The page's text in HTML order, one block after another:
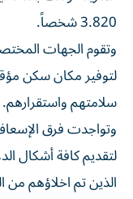
3.820 شخصاً.
وتقوم الجهات
لتوفير مكان سكن
سلامتهم واستقرارهم.
وتواجدت فرق
لتقديم كافة أشكال
الذين تم اخلاؤهم من